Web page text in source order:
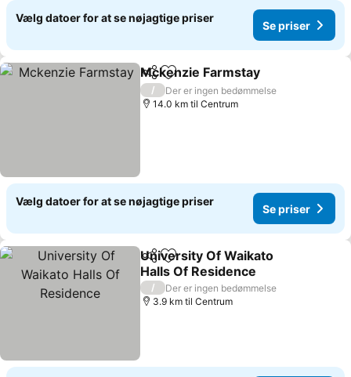
Vælg datoer for at se nøjagtige priser
Se priser
Del Føj til favoritter
Mckenzie Farmstay
/
Der er ingen bedømmelse
14.0 km til Centrum
Vælg datoer for at se nøjagtige priser
Se priser
Del Føj til favoritter
University Of Waikato
Halls Of Residence
/
Der er ingen bedømmelse
3.9 km til Centrum